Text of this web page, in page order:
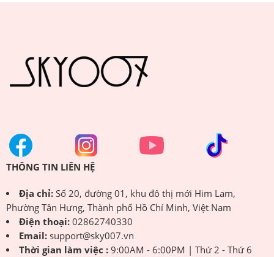
THÔNG TIN LIÊN HỆ
Địa chỉ:Số 20, đường 01, khu đô thị mới Him Lam,
Phường Tân Hưng, Thành phố Hồ Chí Minh, Việt Nam
Điện thoại:02862740330
Email:support@sky007.vn
Thời gian làm việc :9:00AM - 6:00PM | Thứ 2 - Thứ 6